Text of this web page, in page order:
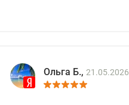
Ольга Б., 21.05.2026